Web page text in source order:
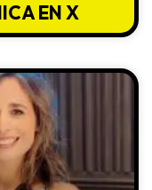
EN X